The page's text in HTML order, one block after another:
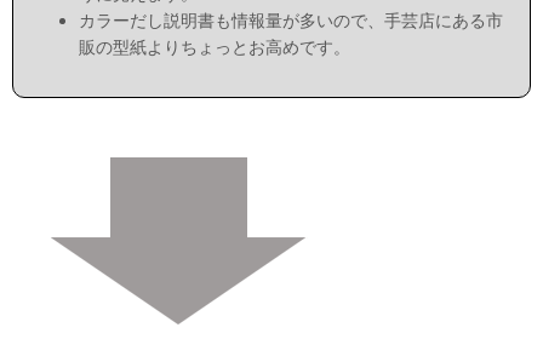
カラーだし説明書も情報量が多いので、手芸店にある市
販の型紙よりちょっとお高めです。